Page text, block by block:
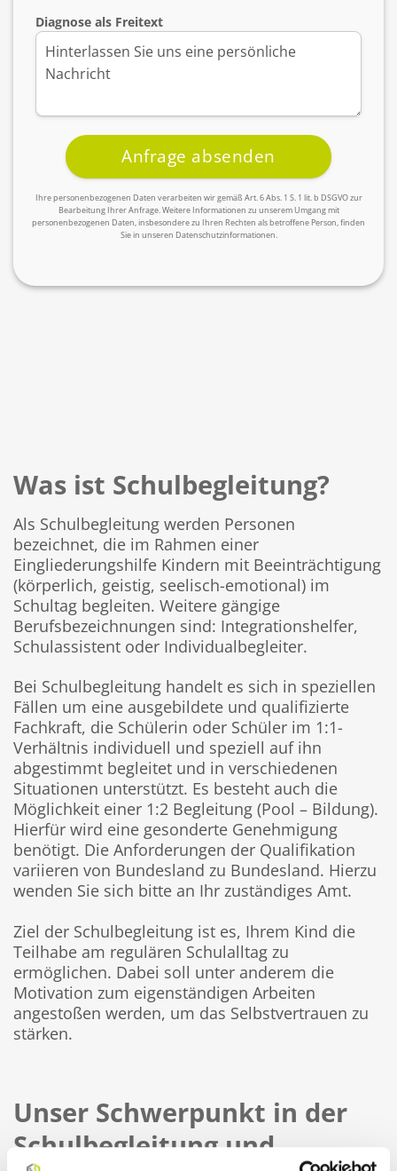
Diagnose als Freitext
Ihre personenbezogenen Daten verarbeiten wir gemäß Art. 6 Abs. 1 S. 1 lit. b DSGVO zur
Bearbeitung Ihrer Anfrage. Weitere Informationen zu unserem Umgang mit
personenbezogenen Daten, insbesondere zu Ihren Rechten als betroffene Person, finden
Sie in unseren Datenschutzinformationen.
Was ist Schulbegleitung?
Als Schulbegleitung werden Personen
bezeichnet, die im Rahmen einer
Eingliederungshilfe Kindern mit Beeinträchtigung
(körperlich, geistig, seelisch-emotional) im
Schultag begleiten. Weitere gängige
Berufsbezeichnungen sind: Integrationshelfer,
Schulassistent oder Individualbegleiter.
Bei Schulbegleitung handelt es sich in speziellen
Fällen um eine ausgebildete und qualifizierte
Fachkraft, die Schülerin oder Schüler im 1:1-
Verhältnis individuell und speziell auf ihn
abgestimmt begleitet und in verschiedenen
Situationen unterstützt. Es besteht auch die
Möglichkeit einer 1:2 Begleitung (Pool – Bildung).
Hierfür wird eine gesonderte Genehmigung
benötigt. Die Anforderungen der Qualifikation
variieren von Bundesland zu Bundesland. Hierzu
wenden Sie sich bitte an Ihr zuständiges Amt.
Ziel der Schulbegleitung ist es, Ihrem Kind die
Teilhabe am regulären Schulalltag zu
ermöglichen. Dabei soll unter anderem die
Motivation zum eigenständigen Arbeiten
angestoßen werden, um das Selbstvertrauen zu
stärken.
Unser Schwerpunkt in der
Schulbegleitung und